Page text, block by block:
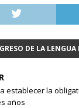
DE LA LENGUA
establecer la
años